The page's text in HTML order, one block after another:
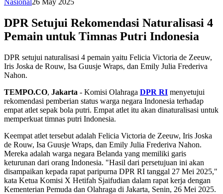
Nasional26 May 2025
DPR Setujui Rekomendasi Naturalisasi 4
Pemain untuk Timnas Putri Indonesia
DPR setujui naturalisasi 4 pemain yaitu Felicia Victoria de Zeeuw,
Iris Joska de Rouw, Isa Guusje Wraps, dan Emily Julia Frederiva
Nahon.
TEMPO.CO, Jakarta - Komisi Olahraga DPR RI menyetujui
rekomendasi pemberian status warga negara Indonesia terhadap
empat atlet sepak bola putri. Empat atlet itu akan dinaturalisasi untuk
memperkuat timnas putri Indonesia.
Keempat atlet tersebut adalah Felicia Victoria de Zeeuw, Iris Joska
de Rouw, Isa Guusje Wraps, dan Emily Julia Frederiva Nahon.
Mereka adalah warga negara Belanda yang memiliki garis
keturunan dari orang Indonesia. "Hasil dari persetujuan ini akan
disampaikan kepada rapat paripurna DPR RI tanggal 27 Mei 2025,"
kata Ketua Komisi X Hetifah Sjaifudian dalam rapat kerja dengan
Kementerian Pemuda dan Olahraga di Jakarta, Senin, 26 Mei 2025.